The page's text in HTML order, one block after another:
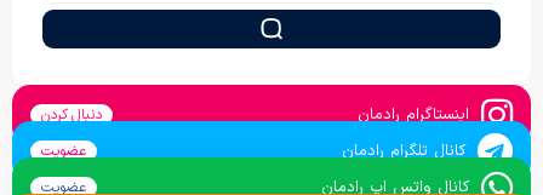
اینستاگرام رادمان دنبال کردن
کانال تلگرام رادمان عضویت
کانال واتس اپ رادمان عضویت